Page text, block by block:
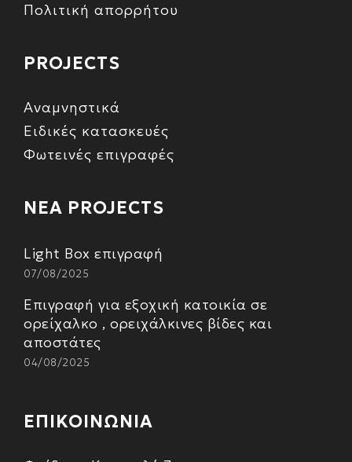
Πολιτική απορρήτου
PROJECTS
Αναμνηστικά
Ειδικές κατασκευές
Φωτεινές επιγραφές
ΝΕΑ PROJECTS
Light Box επιγραφή
07/08/2025
Επιγραφή για εξοχική κατοικία σε
ορείχαλκο , ορειχάλκινες βίδες και
αποστάτες
04/08/2025
ΕΠΙΚΟΙΝΩΝΙΑ